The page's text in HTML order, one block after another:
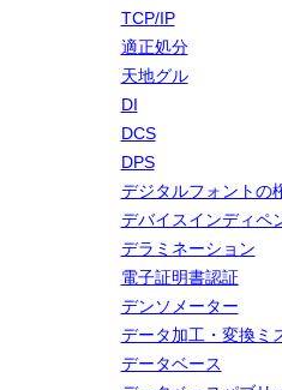
TCP/IP
適正処分
天地グル
DI
DCS
DPS
デジタルフォントの
デバイスインディペ
デラミネーション
電子証明書認証
デンソメーター
データ加工・変換ミ
データベース